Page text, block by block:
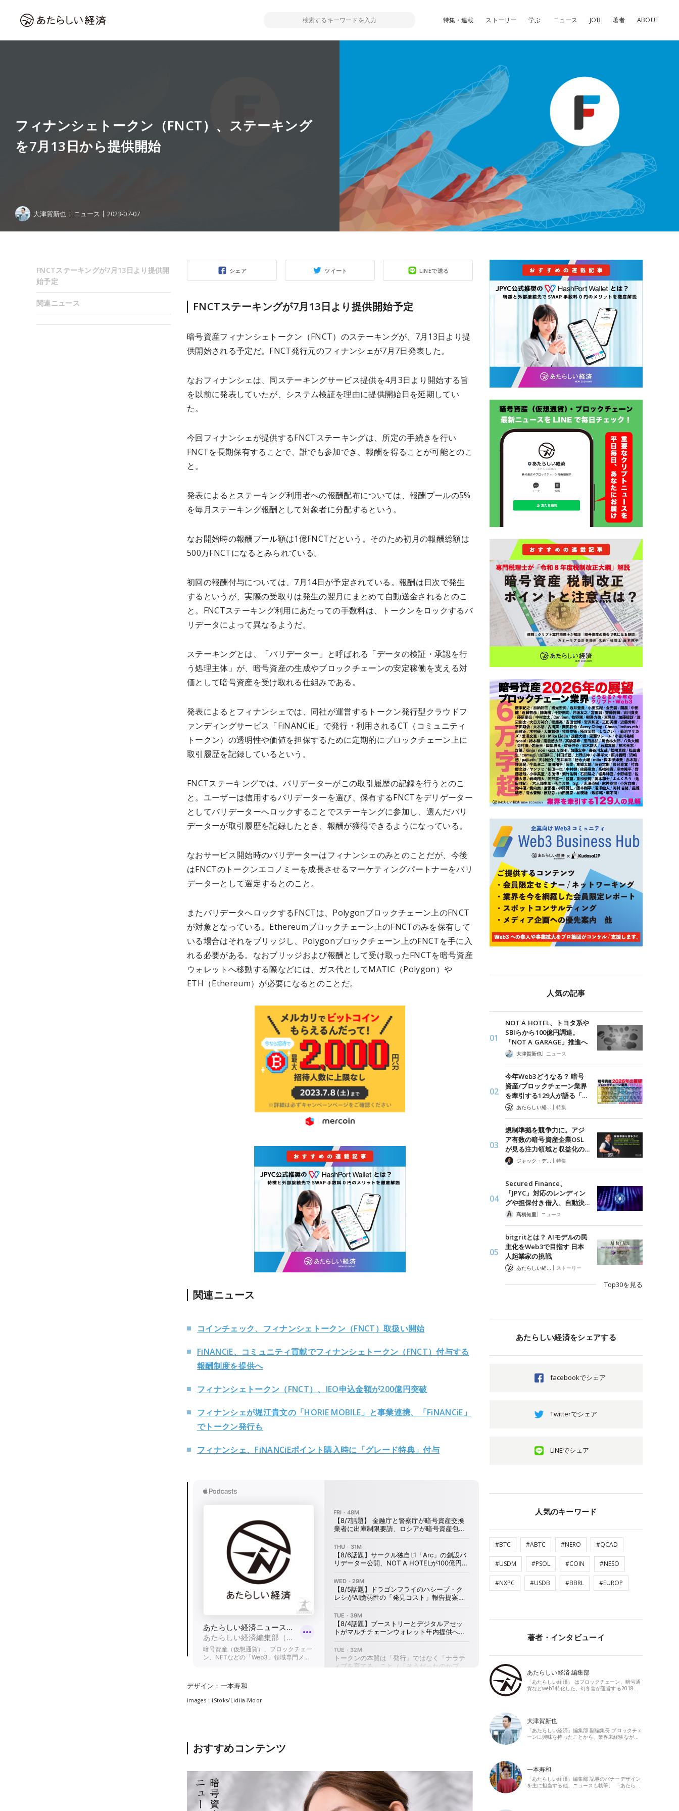
特集・連載 ストーリー 学ぶ ニュース JOB 著者 ABOUT
フィナンシェトークン（FNCT）、ステーキング
を7月13日から提供開始
大津賀新也 ニュース 2023-07-07
シェア ツイート LINEで送る
FNCTステーキングが7月13日より提供開始予定
暗号資産フィナンシェトークン（FNCT）のステーキングが、7月13日より提
供開始される予定だ。FNCT発行元のフィナンシェが7月7日発表した。
なおフィナンシェは、同ステーキングサービス提供を4月3日より開始する旨
を以前に発表していたが、システム検証を理由に提供開始日を延期してい
た。
今回フィナンシェが提供するFNCTステーキングは、所定の手続きを行い
FNCTを長期保有することで、誰でも参加でき、報酬を得ることが可能とのこ
と。
発表によるとステーキング利用者への報酬配布については、報酬プールの5%
を毎月ステーキング報酬として対象者に分配するという。
なお開始時の報酬プール額は1億FNCTだという。そのため初月の報酬総額は
500万FNCTになるとみられている。
初回の報酬付与については、7月14日が予定されている。報酬は日次で発生
するというが、実際の受取りは発生の翌月にまとめて自動送金されるとのこ
と。FNCTステーキング利用にあたっての手数料は、トークンをロックするバ
リデータによって異なるようだ。
ステーキングとは、「バリデーター」と呼ばれる「データの検証・承認を行
う処理主体」が、暗号資産の生成やブロックチェーンの安定稼働を支える対
価として暗号資産を受け取れる仕組みである。
発表によるとフィナンシェでは、同社が運営するトークン発行型クラウドフ
ァンディングサービス「FiNANCiE」で発行・利用されるCT（コミュニティ
トークン）の透明性や価値を担保するために定期的にブロックチェーン上に
取引履歴を記録しているという。
FNCTステーキングでは、バリデーターがこの取引履歴の記録を行うとのこ
と。ユーザーは信用するバリデーターを選び、保有するFNCTをデリゲーター
としてバリデーターへロックすることでステーキングに参加し、選んだバリ
データーが取引履歴を記録したとき、報酬が獲得できるようになっている。
なおサービス開始時のバリデーターはフィナンシェのみとのことだが、今後
はFNCTのトークンエコノミーを成長させるマーケティングパートナーをバリ
データーとして選定するとのこと。
またバリデータへロックするFNCTは、Polygonブロックチェーン上のFNCT
が対象となっている。Ethereumブロックチェーン上のFNCTのみを保有して
いる場合はそれをブリッジし、Polygonブロックチェーン上のFNCTを手に入
れる必要がある。なおブリッジおよび報酬として受け取ったFNCTを暗号資産
ウォレットへ移動する際などには、ガス代としてMATIC（Polygon）や
ETH（Ethereum）が必要になるとのことだ。
関連ニュース
コインチェック、フィナンシェトークン（FNCT）取扱い開始
FiNANCiE、コミュニティ貢献でフィナンシェトークン（FNCT）付与する
報酬制度を提供へ
フィナンシェトークン（FNCT）、IEO申込金額が200億円突破
フィナンシェが堀江貴文の「HORIE MOBILE」と事業連携、「FiNANCiE」
でトークン発行も
フィナンシェ、FiNANCiEポイント購入時に「グレード特典」付与
デザイン：一本寿和
images：iStoks/Lidiia-Moor
おすすめコンテンツ
FNCTステーキングが7月13日より提供開
始予定
関連ニュース
人気の記事
NOT A HOTEL、トヨタ系や
SBIらから100億円調達。
「NOT A GARAGE」推進へ
大津賀新也| ニュース
今年Web3どうなる？ 暗号
資産/ブロックチェーン業界
を牽引する129人が語る「…
| 特集
規制準拠を競争力に。アジ
ア有数の暗号資産企業OSL
が見る注力領域と収益化の…
ジャック・デロン（Jack Derong） | 特集
Secured Finance、
「JPYC」対応のレンディン
グや担保付き借入、自動決…
髙橋知里 | ニュース
bitgritとは？ AIモデルの民
主化をWeb3で目指す 日本
人起業家の挑戦
| ストーリー
Top30を見る
あたらしい経済をシェアする
facebookでシェア
Twitterでシェア
LINEでシェア
人気のキーワード
#BTC #ABTC #NERO #QCAD
#USDM #PSOL #COIN #NESO
#NXPC #USDB #BBRL #EUROP
著者・インタビューイ
あたらしい経済 編集部
「あたらしい経済」 はブロックチェーン、暗号通
貨などweb3特化した、幻冬舎が運営する2018…
大津賀新也
「あたらしい経済」編集部 副編集長 ブロックチェ
ーンに興味を持ったことから、業界未経験なが…
一本寿和
「あたらしい経済」編集部 記事のバナーデザイン
を主に担当する他、ニュースも執筆。 「あたら…